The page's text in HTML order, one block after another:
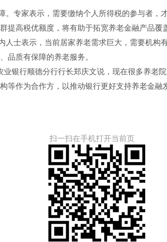
专家表示，需要缴纳个人所得税的参与者，
提高税优额度，将有助于拓宽养老金融产品覆
士表示，当前居家养老需求巨大，需要机构
品质有保障的养老服务。
银行顺德分行行长郑庆文说，现在很多养老
等作为合作方，以推动银行更好支持养老金融
扫一扫在手机打开当前页